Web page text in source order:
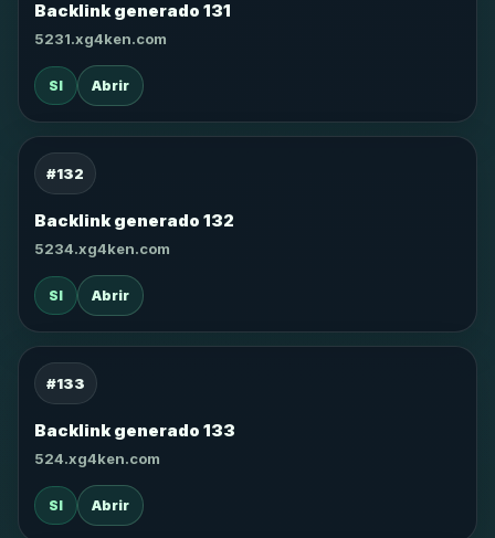
Backlink generado 131
5231.xg4ken.com
SI Abrir
#132
Backlink generado 132
5234.xg4ken.com
SI Abrir
#133
Backlink generado 133
524.xg4ken.com
SI Abrir